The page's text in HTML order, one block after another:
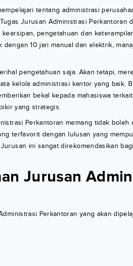
tentang administrasi
Jurusan Administrasi Perkantoran
pengetahuan dan
10 jari manual dan elektrik,
pengetahuan saja. Akan tetapi,
kelola administrasi kantor yang baik.
bekal kepada mahasiswa
yang strategis.
Perkantoran memang tidak boleh
terfavorit dengan lulusan yang
ini sangat direkomendasikan
Jurusan
Perkantoran yang akan